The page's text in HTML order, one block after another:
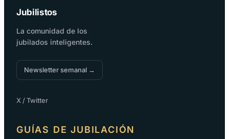
Jubilistos
La comunidad de los
jubilados inteligentes.
Newsletter semanal →
X / Twitter
GUÍAS DE JUBILACIÓN